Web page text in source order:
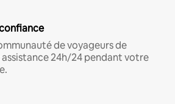
de voyageurs de
24h/24 pendant votre